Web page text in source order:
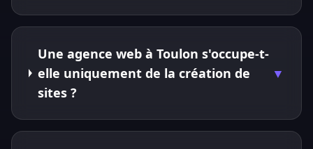
Une agence web à Toulon s'occupe-t-
elle uniquement de la création de
sites ?
▼